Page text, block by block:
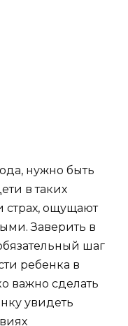
нужно быть
в таких
страх, ощущают
Заверить в
шаг
ребенка в
важно сделать
увидеть